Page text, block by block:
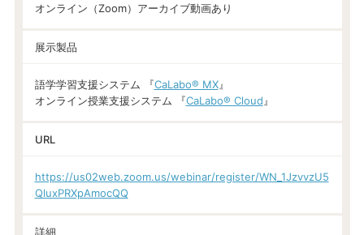
オンライン（Zoom）アーカイブ動画あり
展示製品
語学学習支援システム 『CaLabo® MX』
オンライン授業支援システム 『CaLabo®︎ Cloud 』
URL
https://us02web.zoom.us/webinar/register/WN_1JzvvzU5
QluxPRXpAmocQQ
詳細